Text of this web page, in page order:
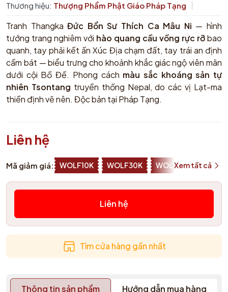
Thương hiệu: Thượng Phẩm Phật Giáo Pháp Tạng
Tranh ThangkaĐức Bổn Sư Thích Ca Mâu Ni — hình
tướng trang nghiêm với hào quang cầu vồng rực rỡbao
quanh, tay phải kết ấn Xúc Địa chạm đất, tay trái an định
cầm bát — biểu trưng cho khoảnh khắc giác ngộ viên mãn
dưới cội Bồ Đề. Phong cách màu sắc khoáng sản tự
nhiên Tsontang truyền thống Nepal, do các vị Lạt-ma
thiền định vẽ nên. Độc bản tại Pháp Tạng.
Liên hệ
Mã giảm giá: WOLF10K WOLF30K WOLF50KXem tất cả
Liên hệ
Tìm cửa hàng gần nhất
Thông tin sản phẩm
Hướng dẫn mua hàng